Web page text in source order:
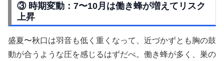
③ 時期変動：7〜10月は働き蜂が増えてリスク
上昇
盛夏〜秋口は羽音も低く重くなって、近づかずとも胸の鼓
動が合うような圧を感じるはずだべ。働き蜂が多く、巣の